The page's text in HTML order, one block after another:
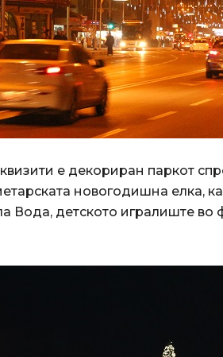
е декориран паркот
новогодишна елка,
Вода, детското игралиште во